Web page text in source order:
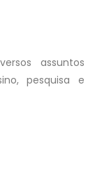
assuntos
pesquisa e